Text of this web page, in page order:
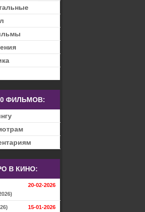
ФИЛЬМОВ:
В КИНО:
20-02-2026
15-01-2026